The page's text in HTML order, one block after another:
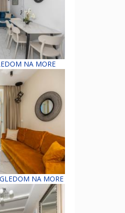
NA MORE
NA MORE